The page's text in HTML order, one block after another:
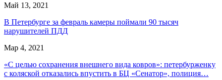
Май 13, 2021
В Петербурге за февраль камеры поймали 90 тысяч
нарушителей ПДД
Мар 4, 2021
«С целью сохранения внешнего вида ковров»: петербурженку
с коляской отказались впустить в БЦ «Сенатор», полиция…